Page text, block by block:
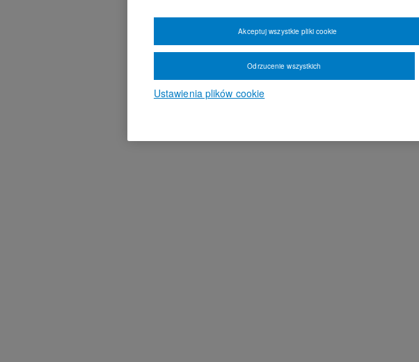
Ustawienia plików cookie
Odrzucenie wszystkich
Akceptuj wszystkie pliki cookie